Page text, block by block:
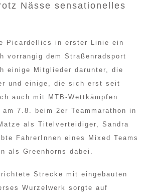
Nässe sensationelles
Picardellics in erster Linie ein
vorrangig dem Straßenradsport
einige Mitglieder darunter, die
und einige, die sich erst seit
auch mit MTB-Wettkämpfen
7.8. beim 2er Teammarathon in
als Titelverteidiger, Sandra
FahrerInnen eines Mixed Teams
als Greenhorns dabei.
Strecke mit eingebauten
Wurzelwerk sorgte auf